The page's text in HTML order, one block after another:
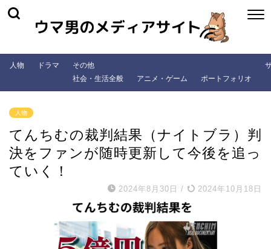
人物 ドラマ
その他
社会・生活全般
アニメ・ゲーム ポートフォリオ
人物
てんちむの裁判結果（ナイトブラ）判
決をファンが随時更新して今後を追っ
ていく！
2024年8月30日 / 2024年10月18日